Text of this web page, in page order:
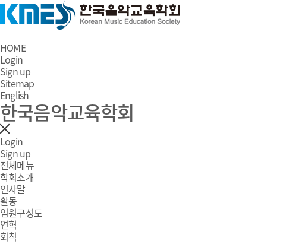
HOME
Login
Sign up
Sitemap
English
한국음악교육학회
Login
Sign up
전체메뉴
학회소개
인사말
활동
임원구성도
연혁
회칙